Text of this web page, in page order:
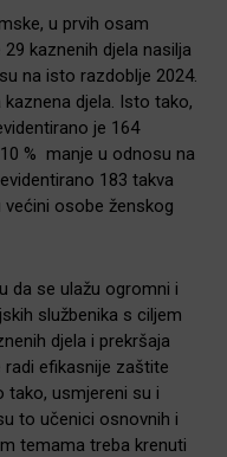
u prvih osam
kaznenih djela nasilja
na isto razdoblje 2024.
djela. Isto tako,
je 164
% manje u odnosu na
183 takva
većini osobe ženskog
da se ulažu ogromni i
službenika s ciljem
djela i prekršaja
radi efikasnije zaštite
tako, usmjereni su i
to učenici osnovnih i
temama treba krenuti